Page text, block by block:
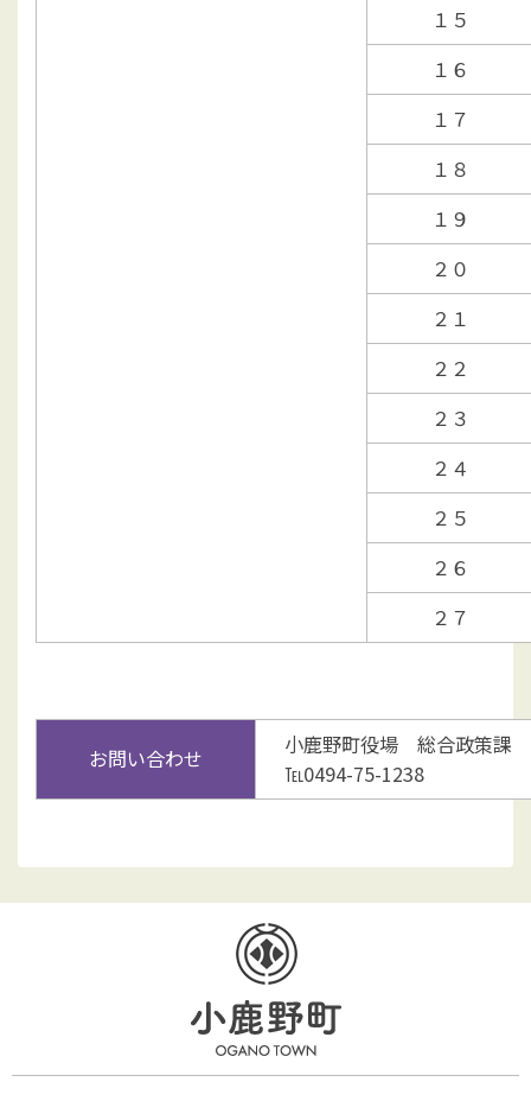
１５
１６
１７
１８
１９
２０
２１
２２
２３
２４
２５
２６
２７
お問い合わせ
小鹿野町役場 総合政策課
℡0494-75-1238